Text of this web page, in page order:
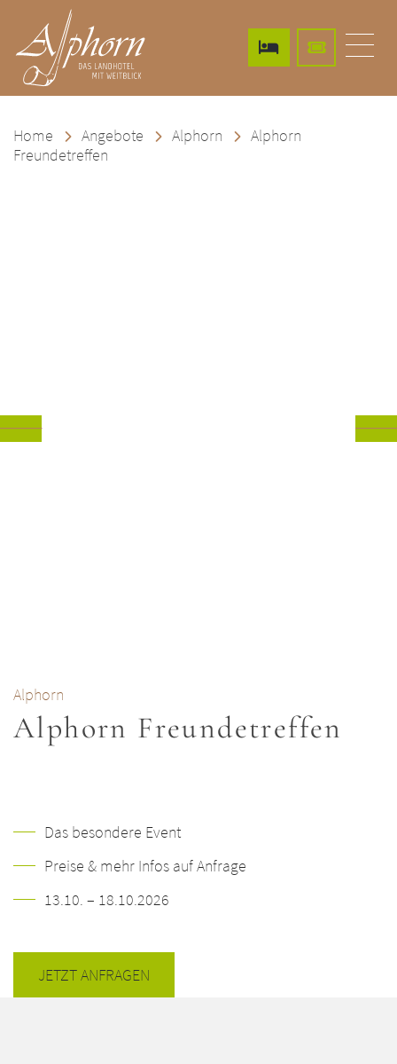
Home Angebote Alphorn
Alphorn
Freundetreffen
Alphorn Freundetreffen
Alphorn
Das besondere Event
Preise & mehr Infos auf Anfrage
13.10. – 18.10.2026
JETZT ANFRAGEN